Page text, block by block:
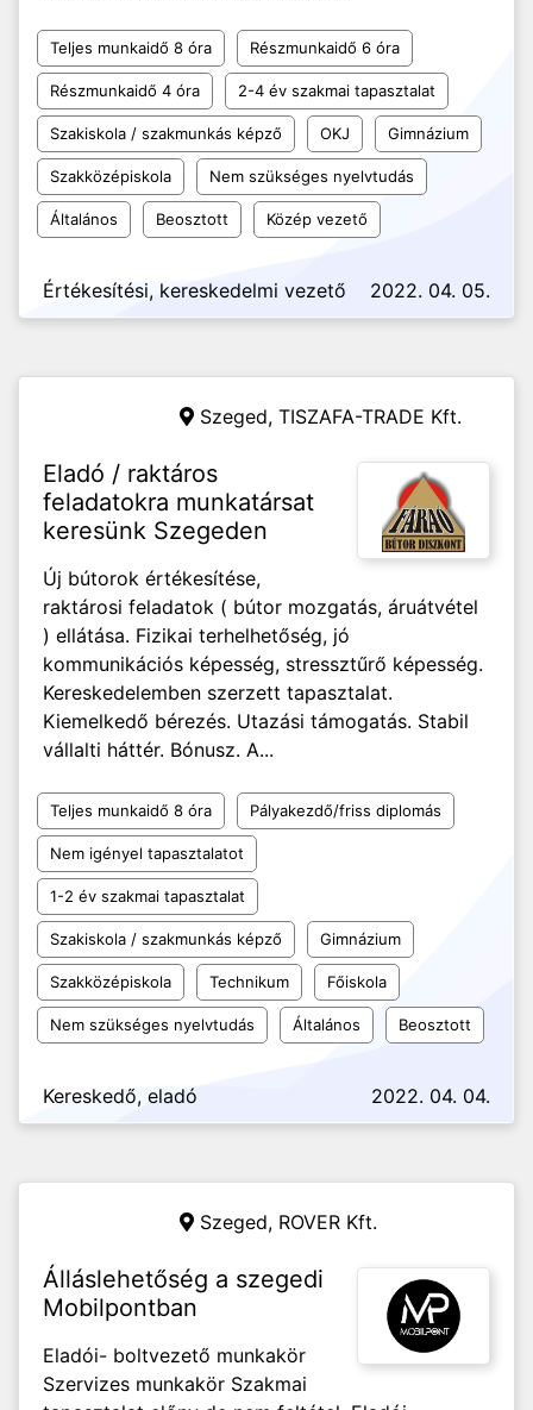
Teljes munkaidő 8 óra Részmunkaidő 6 óra
Részmunkaidő 4 óra 2-4 év szakmai tapasztalat
Szakiskola / szakmunkás képző OKJ Gimnázium
Szakközépiskola Nem szükséges nyelvtudás
Általános Beosztott Közép vezető
Értékesítési, kereskedelmi vezető 2022. 04. 05.
Szeged, TISZAFA-TRADE Kft.
Eladó / raktáros
feladatokra munkatársat
keresünk Szegeden
Új bútorok értékesítése,
raktárosi feladatok ( bútor mozgatás, áruátvétel
) ellátása. Fizikai terhelhetőség, jó
kommunikációs képesség, stressztűrő képesség.
Kereskedelemben szerzett tapasztalat.
Kiemelkedő bérezés. Utazási támogatás. Stabil
vállalti háttér. Bónusz. A...
Teljes munkaidő 8 óra Pályakezdő/friss diplomás
Nem igényel tapasztalatot
1-2 év szakmai tapasztalat
Szakiskola / szakmunkás képző Gimnázium
Szakközépiskola Technikum Főiskola
Nem szükséges nyelvtudás Általános Beosztott
Kereskedő, eladó 2022. 04. 04.
Szeged, ROVER Kft.
Álláslehetőség a szegedi
Mobilpontban
Eladói- boltvezető munkakör
Szervizes munkakör Szakmai